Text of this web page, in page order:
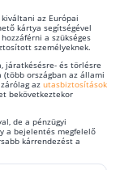
az Európai
kártya segítségével
a szükséges
személyeknek.
járatkésésre- és törlésre
(több országban az állami
az utasbiztosítások
bekövetkeztekor
de a pénzügyi
a bejelentés megfelelő
kárrendezést a